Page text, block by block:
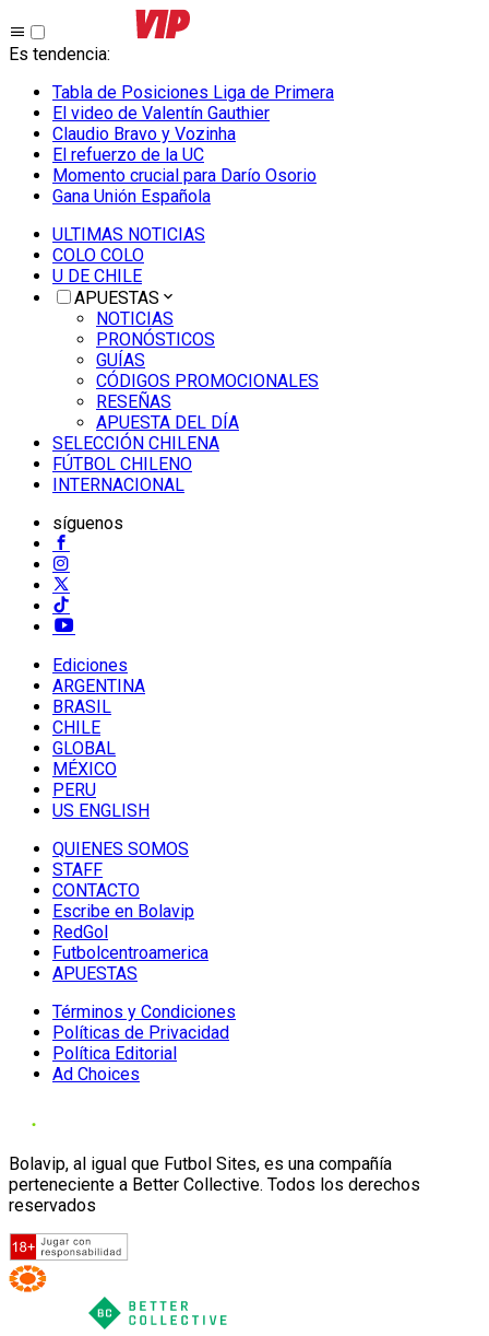
Es tendencia:
Tabla de Posiciones Liga de Primera
El video de Valentín Gauthier
Claudio Bravo y Vozinha
El refuerzo de la UC
Momento crucial para Darío Osorio
Gana Unión Española
ULTIMAS NOTICIAS
COLO COLO
U DE CHILE
APUESTAS
NOTICIAS
PRONÓSTICOS
GUÍAS
CÓDIGOS PROMOCIONALES
RESEÑAS
APUESTA DEL DÍA
SELECCIÓN CHILENA
FÚTBOL CHILENO
INTERNACIONAL
síguenos
Ediciones
ARGENTINA
BRASIL
CHILE
GLOBAL
MÉXICO
PERU
US ENGLISH
QUIENES SOMOS
STAFF
CONTACTO
Escribe en Bolavip
RedGol
Futbolcentroamerica
APUESTAS
Términos y Condiciones
Políticas de Privacidad
Política Editorial
Ad Choices
Bolavip, al igual que Futbol Sites, es una compañía
perteneciente a Better Collective. Todos los derechos
reservados